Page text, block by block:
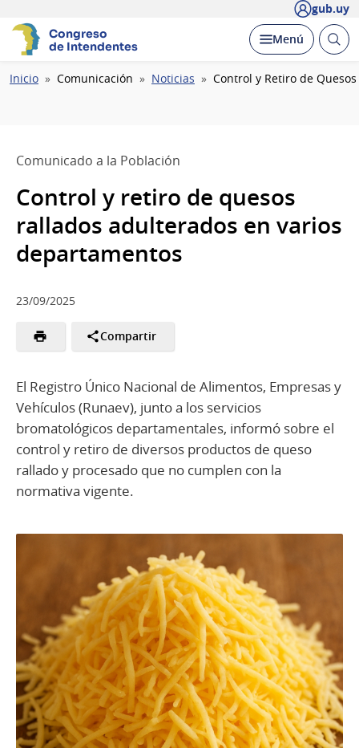
gub.uy
Congreso
de Intendentes
Desplegar
Menú Abrir
Ruta
Inicio Comunicación Noticias Control y Retiro de
Comunicado a la Población
Control y retiro de quesos
rallados adulterados en varios
departamentos
23/09/2025
Compartir
El Registro Único Nacional de Alimentos, Empresas y
Vehículos (Runaev), junto a los servicios
bromatológicos departamentales, informó sobre el
control y retiro de diversos productos de queso
rallado y procesado que no cumplen con la
normativa vigente.